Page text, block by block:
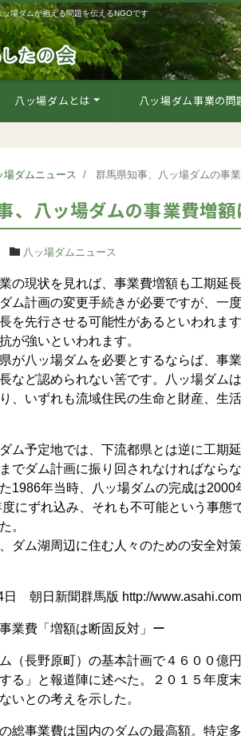
場ダムが抱える問題を伝えるNGOです
八ッ場ダムとは 八ッ場ダム事業の問
場ダムニュース 群馬県知事、八ッ場ダムの事
、八ッ場ダムの事業費増額
八ッ場ダムニュース
の現状を見れば、事業費増額も工期延
ム計画の変更手続きが必要ですが、一
を先行させる可能性があるといわれま
が強いといわれます。
が八ッ場ダムを必要とするならば、事
など認められない筈です。八ッ場ダム
、いずれも流域住民の生命と財産、生
ム予定地では、下流都県とは逆に工期
でダム計画に振り回されなければなら
1986年当時、八ッ場ダムの完成は
にずれ込み、それも不可能という事
。
ダム湖周辺に住む人々のための安全対
朝日新聞群馬版 http://
業費「増額は断固反対」ー
（長野原町）の基本計画で４６００億
る」と報道陣に述べた。２０１５年度
いとの考えを示した。
総事業費は国内のダムの最高額。特定